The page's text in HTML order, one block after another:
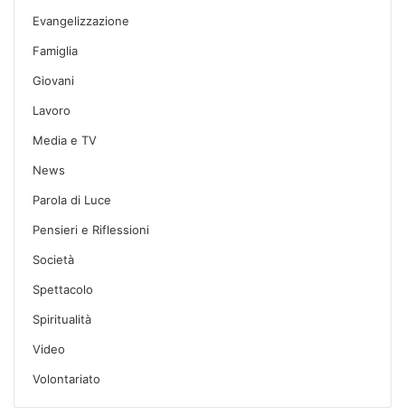
Evangelizzazione
Famiglia
Giovani
Lavoro
Media e TV
News
Parola di Luce
Pensieri e Riflessioni
Società
Spettacolo
Spiritualità
Video
Volontariato